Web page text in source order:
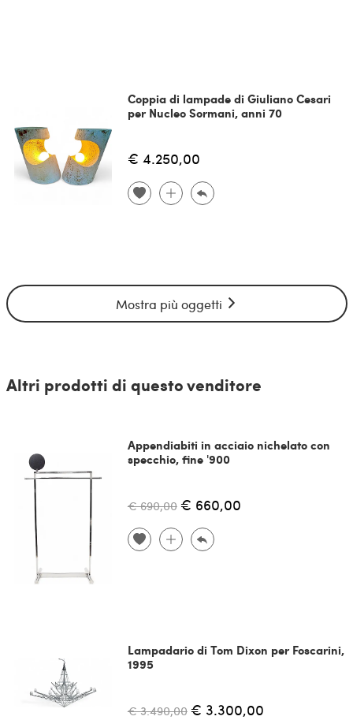
Coppia di lampade di Giuliano Cesari
per Nucleo Sormani, anni 70
€ 4.250,00
Mostra più oggetti
Altri prodotti di questo venditore
Appendiabiti in acciaio nichelato con
specchio, fine '900
€ 690,00 € 660,00
Lampadario di Tom Dixon per Foscarini,
1995
€ 3.490,00 € 3.300,00